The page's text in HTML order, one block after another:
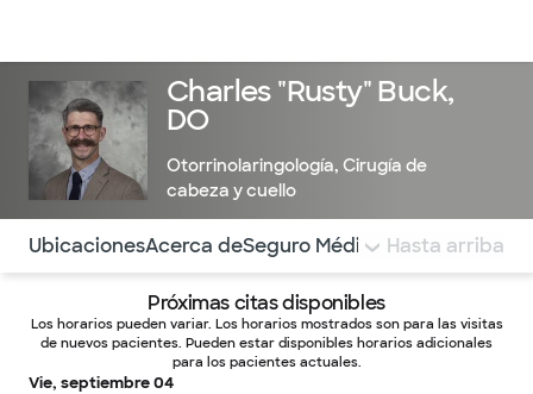
Charles "Rusty" Buck,
DO
Otorrinolaringología, Cirugía de
cabeza y cuello
Utilice esta navegación para saltar rápidamente a
UbicacionesAcerca deSeguro Médico COMENTARIOS
Hasta arriba
Próximas citas disponibles
Los horarios pueden variar. Los horarios mostrados son para las visitas
de nuevos pacientes. Pueden estar disponibles horarios adicionales
para los pacientes actuales.
Vie, septiembre 04